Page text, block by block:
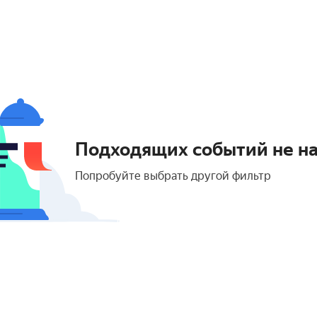
Подходящих событий не
Попробуйте выбрать другой фильтр